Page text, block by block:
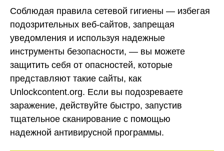
Соблюдая правила сетевой гигиены — избегая
подозрительных веб-сайтов, запрещая
уведомления и используя надежные
инструменты безопасности, — вы можете
защитить себя от опасностей, которые
представляют такие сайты, как
Unlockcontent.org. Если вы подозреваете
заражение, действуйте быстро, запустив
тщательное сканирование с помощью
надежной антивирусной программы.